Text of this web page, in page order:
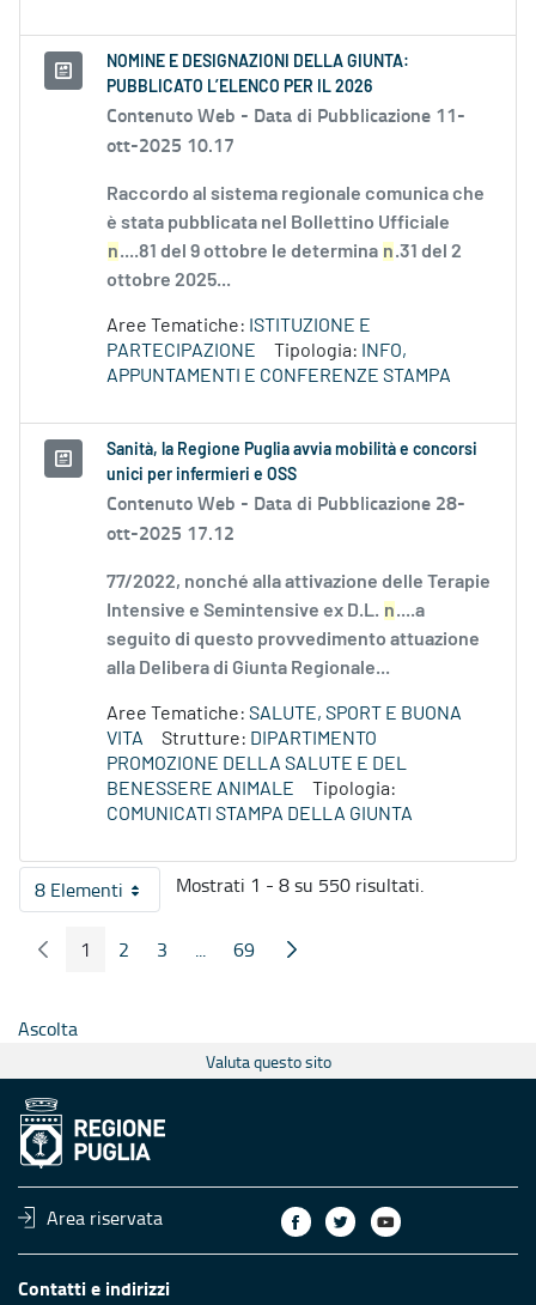
NOMINE E DESIGNAZIONI DELLA GIUNTA:
PUBBLICATO L’ELENCO PER IL 2026
Contenuto Web - Data di Pubblicazione 11-
ott-2025 10.17
Raccordo al sistema regionale comunica che
è stata pubblicata nel Bollettino Ufficiale
n....81 del 9 ottobre le determina n.31 del 2
ottobre 2025...
Aree Tematiche: ISTITUZIONE E
PARTECIPAZIONE
Tipologia:
INFO,
APPUNTAMENTI E CONFERENZE STAMPA
Sanità, la Regione Puglia avvia mobilità e concorsi
unici per infermieri e OSS
Contenuto Web - Data di Pubblicazione 28-
ott-2025 17.12
77/2022, nonché alla attivazione delle Terapie
Intensive e Semintensive ex D.L. n....a
seguito di questo provvedimento attuazione
alla Delibera di Giunta Regionale...
Aree Tematiche: SALUTE, SPORT E BUONA
VITA
Strutture: DIPARTIMENTO
PROMOZIONE DELLA SALUTE E DEL
BENESSERE ANIMALE
Tipologia:
COMUNICATI STAMPA DELLA GIUNTA
8 ElementiPer pagina
Mostrati 1 - 8 su 550 risultati.
Pagina Precedente
Pagina
1 Pagina
2 Pagina
3 ...
Pagine intermedie
Pagina
69 Pagina Seguente
Ascolta
Valuta questo sito
Area riservata
Contatti e indirizzi